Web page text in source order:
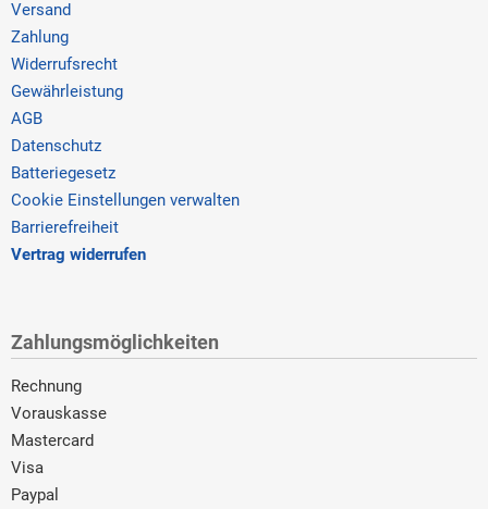
Versand
Zahlung
Widerrufsrecht
Gewährleistung
AGB
Datenschutz
Batteriegesetz
Cookie Einstellungen verwalten
Barrierefreiheit
Vertrag widerrufen
Zahlungsmöglichkeiten
Rechnung
Vorauskasse
Mastercard
Visa
Paypal